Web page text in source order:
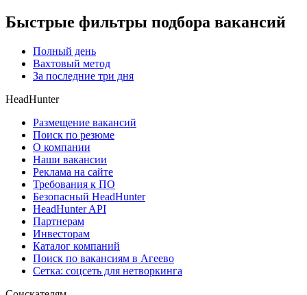
Быстрые фильтры подбора вакансий
Полный день
Вахтовый метод
За последние три дня
HeadHunter
Размещение вакансий
Поиск по резюме
О компании
Наши вакансии
Реклама на сайте
Требования к ПО
Безопасный HeadHunter
HeadHunter API
Партнерам
Инвесторам
Каталог компаний
Поиск по вакансиям в Агеево
Сетка: соцсеть для нетворкинга